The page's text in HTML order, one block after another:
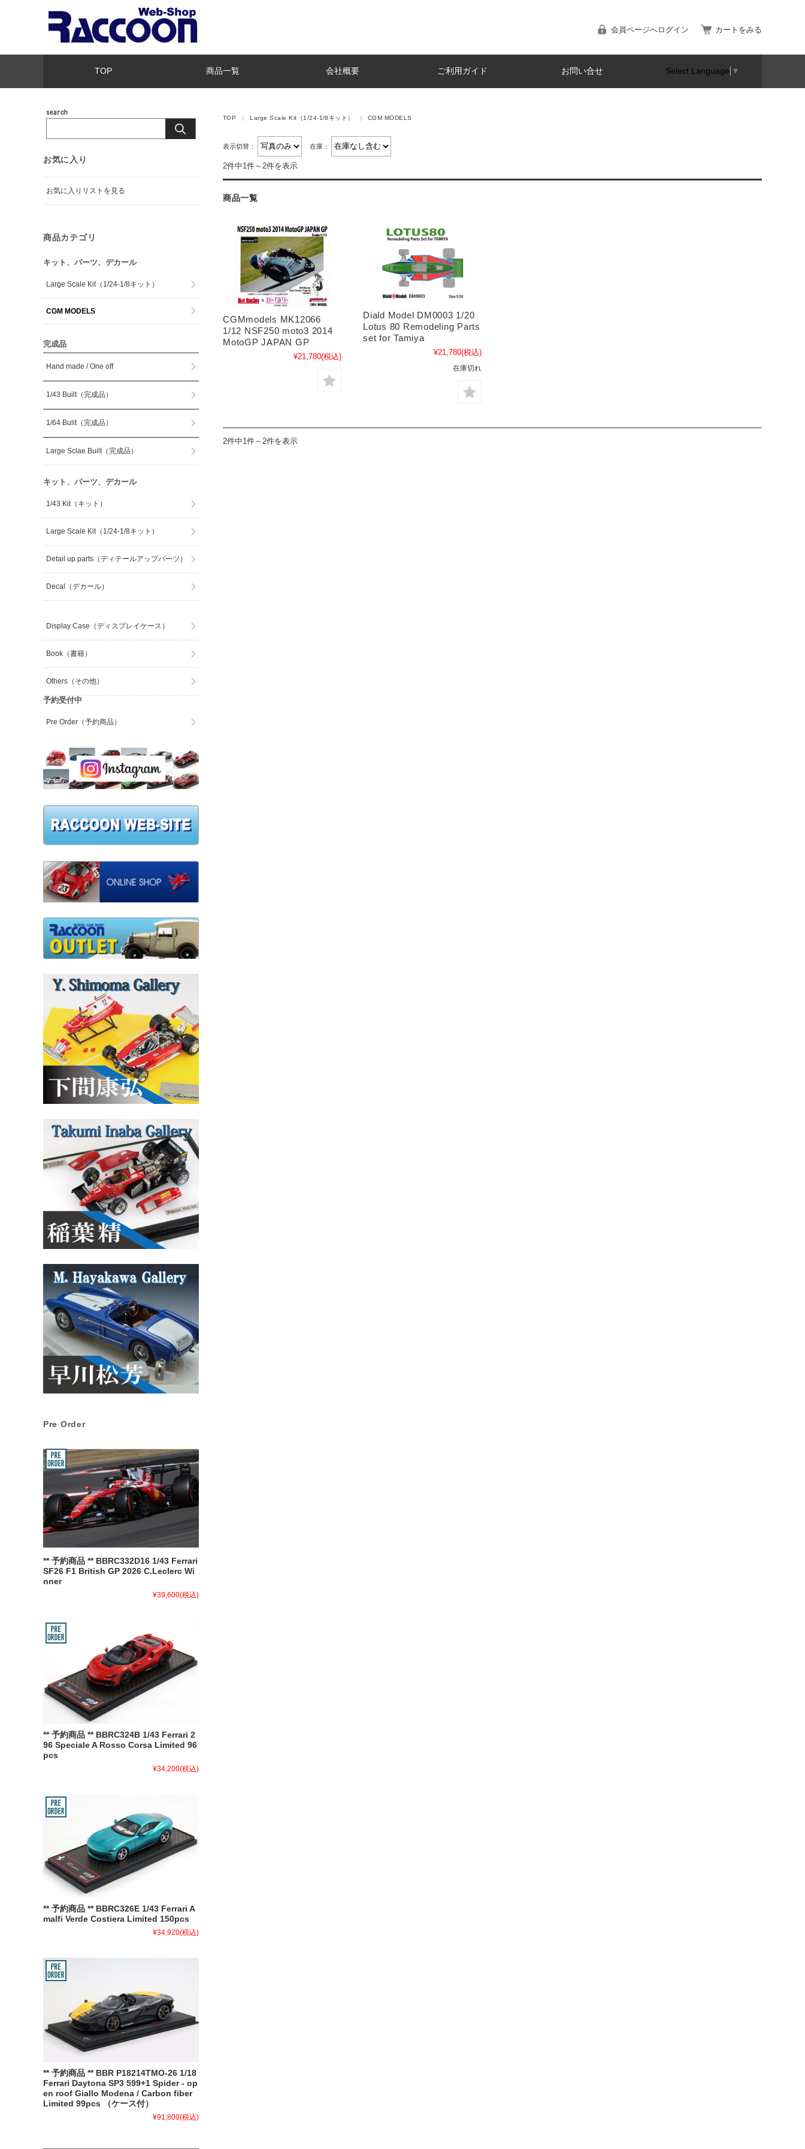
会員ページへログイン カートをみる
TOP 商品一覧 会社概要 ご利用ガイド お問い合せ Select Language ▼
TOP Large Scale Kit（1/24-1/8キット） CGM MODELS
表示切替： 在庫：
2件中1件～2件を表示
商品一覧
CGMmodels MK12066
1/12 NSF250 moto3 2014
MotoGP JAPAN GP
¥21,780(税込)
Diald Model DM0003 1/20
Lotus 80 Remodeling Parts
set for Tamiya
¥21,780(税込)
在庫切れ
2件中1件～2件を表示
お気に入り
お気に入りリストを見る
商品カテゴリ
キット、パーツ、デカール
Large Scale Kit（1/24-1/8キット）
CGM MODELS
完成品
Hand made / One off
1/43 Built（完成品）
1/64 Bulit（完成品）
Large Sclae Built（完成品）
キット、パーツ、デカール
1/43 Kit（キット）
Large Scale Kit（1/24-1/8キット）
Detail up parts（ディテールアップパーツ）
Decal（デカール）
Display Case（ディスプレイケース）
Book（書籍）
Others（その他）
予約受付中
Pre Order（予約商品）
Pre Order
** 予約商品 ** BBRC332D16 1/43 Ferrari
SF26 F1 British GP 2026 C.Leclerc Wi
nner
¥39,600(税込)
** 予約商品 ** BBRC324B 1/43 Ferrari 2
96 Speciale A Rosso Corsa Limited 96
pcs
¥34,200(税込)
** 予約商品 ** BBRC326E 1/43 Ferrari A
malfi Verde Costiera Limited 150pcs
¥34,920(税込)
** 予約商品 ** BBR P18214TMO-26 1/18
Ferrari Daytona SP3 599+1 Spider - op
en roof Giallo Modena / Carbon fiber
Limited 99pcs （ケース付）
¥91,800(税込)